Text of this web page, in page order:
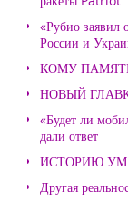
«Рубио заявил
России и
КОМУ
НОВЫЙ
«Будет ли
дали ответ
ИСТОРИЮ
Другая